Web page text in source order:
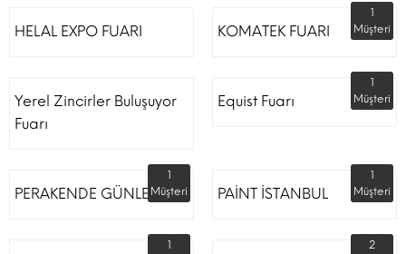
HELAL EXPO FUARI KOMATEK FUARI
1
Müşteri
Yerel Zincirler Buluşuyor
Fuarı
Equist Fuarı
1
Müşteri
PERAKENDE GÜNLERİ
1
Müşteri
PAİNT İSTANBUL
1
Müşteri
1
2